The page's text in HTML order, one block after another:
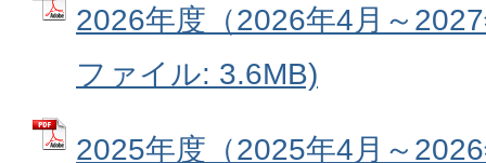
2026年度（2026年4月～
ファイル: 3.6MB)
2025年度（2025年4月～